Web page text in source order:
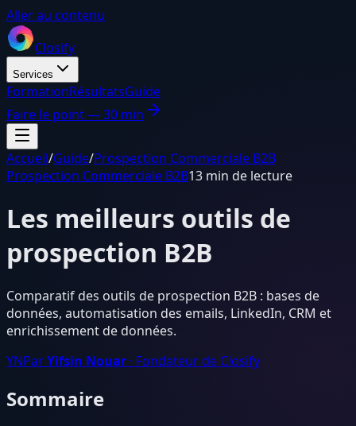
Aller au contenu
Closify
Services
FormationRésultatsGuide
Faire le point — 30 min
Accueil/Guide/Prospection Commerciale B2B
Prospection Commerciale B2B13 min de lecture
Les meilleurs outils de
prospection B2B
Comparatif des outils de prospection B2B : bases de
données, automatisation des emails, LinkedIn, CRM et
enrichissement de données.
YNParYifsin Nouar · Fondateur de Closify
Sommaire